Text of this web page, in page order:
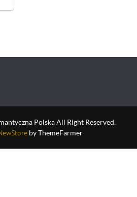
Polska All Right Reserved.
by ThemeFarmer